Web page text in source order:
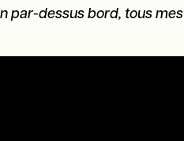
par-dessus bord, tous